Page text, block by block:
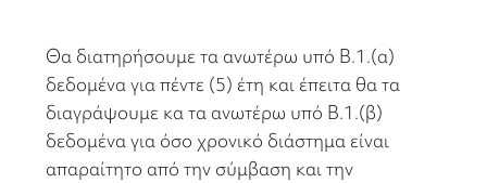
Θα διατηρήσουμε τα ανωτέρω υπό Β.1.(α)
δεδομένα για πέντε (5) έτη και έπειτα θα τα
διαγράψουμε κα τα ανωτέρω υπό Β.1.(β)
δεδομένα για όσο χρονικό διάστημα είναι
απαραίτητο από την σύμβαση και την